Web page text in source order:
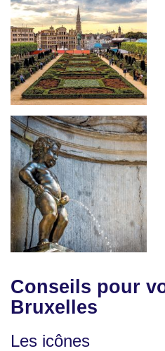
Conseils pour
Bruxelles
Les icônes